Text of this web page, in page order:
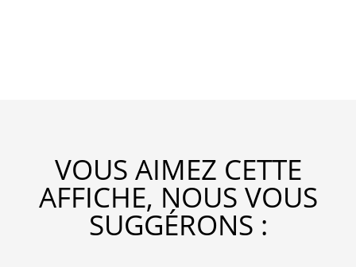
VOUS AIMEZ CETTE
AFFICHE, NOUS VOUS
SUGGÉRONS :